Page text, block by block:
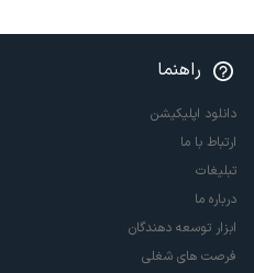
راهنما
دانلود اپلیکیشن
ارتباط با ما
تبلیغات
درباره ما
ابزار توسعه دهندگان
فرصت های شغلی